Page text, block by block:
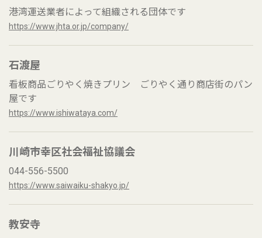
港湾運送業者によって組織される団体です
https://www.jhta.or.jp/company/
石渡屋
看板商品ごりやく焼きプリン ごりやく通り商店街のパン
屋です
https://www.ishiwataya.com/
川崎市幸区社会福祉協議会
044-556-5500
https://www.saiwaiku-shakyo.jp/
教安寺